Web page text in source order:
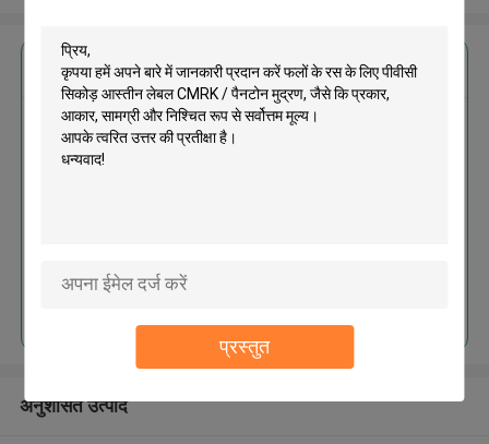
प्रस्तुत
सबसे उत्तम प्रतिदान प्राप्त करें
फलों के रस के लिए पीवीसी सिकोड़ आस्तीन
अनुशंसित उत्पाद